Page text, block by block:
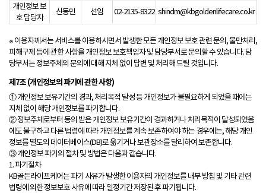
개인정보 보
호 담당자
신동민 선임 02-2135-8322 shindm@kbgoldenlifecare.co.kr
※ 이용자께서는 서비스를 이용하시면서 발생한 모든 개인정보 보호 관련 문의, 불만처리,
피해구제 등에 관한 사항을 개인정보 보호책임자 및 담당부서로 문의할 수 있습니다. 담
당부서는 정보주체의 문의에 대해 지체 없이 답변 및 처리해 드릴 것입니다.
제7조 (개인정보의 파기에 관한 사항)
① 개인정보 보유기간의 경과, 처리목적 달성 등 개인정보가 불필요하게 되었을 때에는
지체 없이 해당 개인정보를 파기합니다.
② 정보주체로부터 동의 받은 개인정보 보유기간이 경과하거나 처리목적이 달성되었음
에도 불구하고 다른 법령에 따라 개인정보를 계속 보존하여야 하는 경우에는, 해당 개인
정보를 별도의 데이터베이스(DB)로 옮기거나 보관장소를 달리하여 보존합니다.
③ 개인정보 파기의 절차 및 방법은 다음과 같습니다.
1. 파기절차
KB골든라이프케어는 파기 사유가 발생한 이용자의 개인정보를 내부 방침 및 기타 관련
법령에 의한 정보보호 사유에 따라 일정기간 저장된 후 파기됩니다.